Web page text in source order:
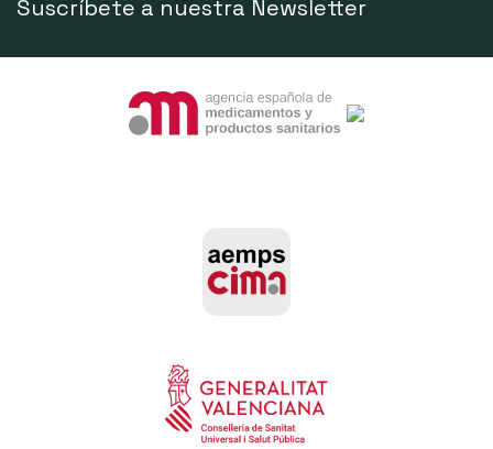
Suscríbete a nuestra Newsletter